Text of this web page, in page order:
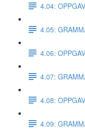
4.04:
4.05:
4.06:
4.07:
4.08:
4.09: